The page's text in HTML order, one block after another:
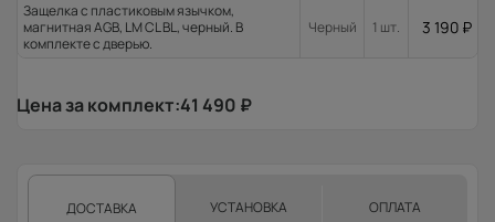
Защелка с пластиковым язычком,
магнитная AGB, LM CL BL, черный. В
комплекте с дверью.
Черный 1 шт. 3 190 ₽
Цена за комплект:41 490 ₽
ДОСТАВКА УСТАНОВКА ОПЛАТА